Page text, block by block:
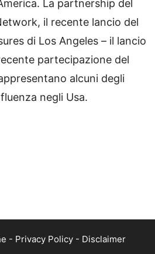
La partnership del
il recente lancio del
di Los Angeles – il lancio
partecipazione del
alcuni degli
negli Usa.
- Privacy Policy- Disclaimer